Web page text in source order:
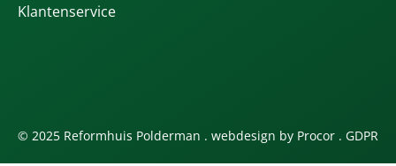
Klantenservice
© 2025 Reformhuis Polderman . webdesign by Procor . GDPR